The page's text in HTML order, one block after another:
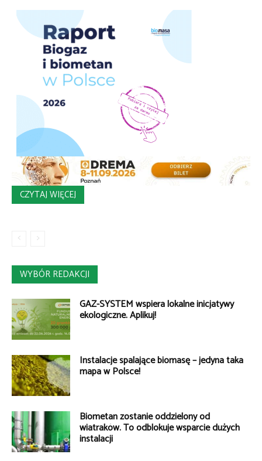
CZYTAJ WIĘCEJ
WYBÓR REDAKCJI
GAZ-SYSTEM wspiera lokalne inicjatywy
ekologiczne. Aplikuj!
Instalacje spalające biomasę – jedyna taka
mapa w Polsce!
Biometan zostanie oddzielony od
wiatraków. To odblokuje wsparcie dużych
instalacji